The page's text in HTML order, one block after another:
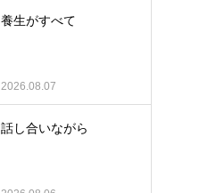
養生がすべて
2026.08.07
話し合いながら